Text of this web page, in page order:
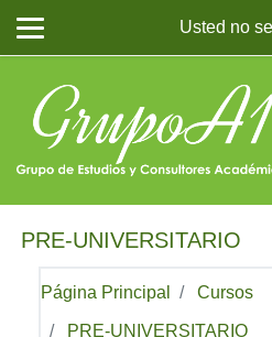
Usted no
PRE-UNIVERSITARIO
Página Principal Cursos
PRE-UNIVERSITARIO